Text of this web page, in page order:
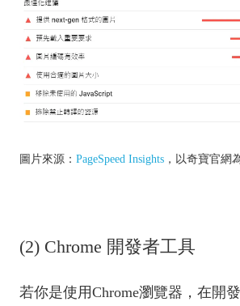
圖片來源： PageSpeed Insights ，以奇寶官網
(2) Chrome 開發者工具
若你是使用Chrome瀏覽器，在開